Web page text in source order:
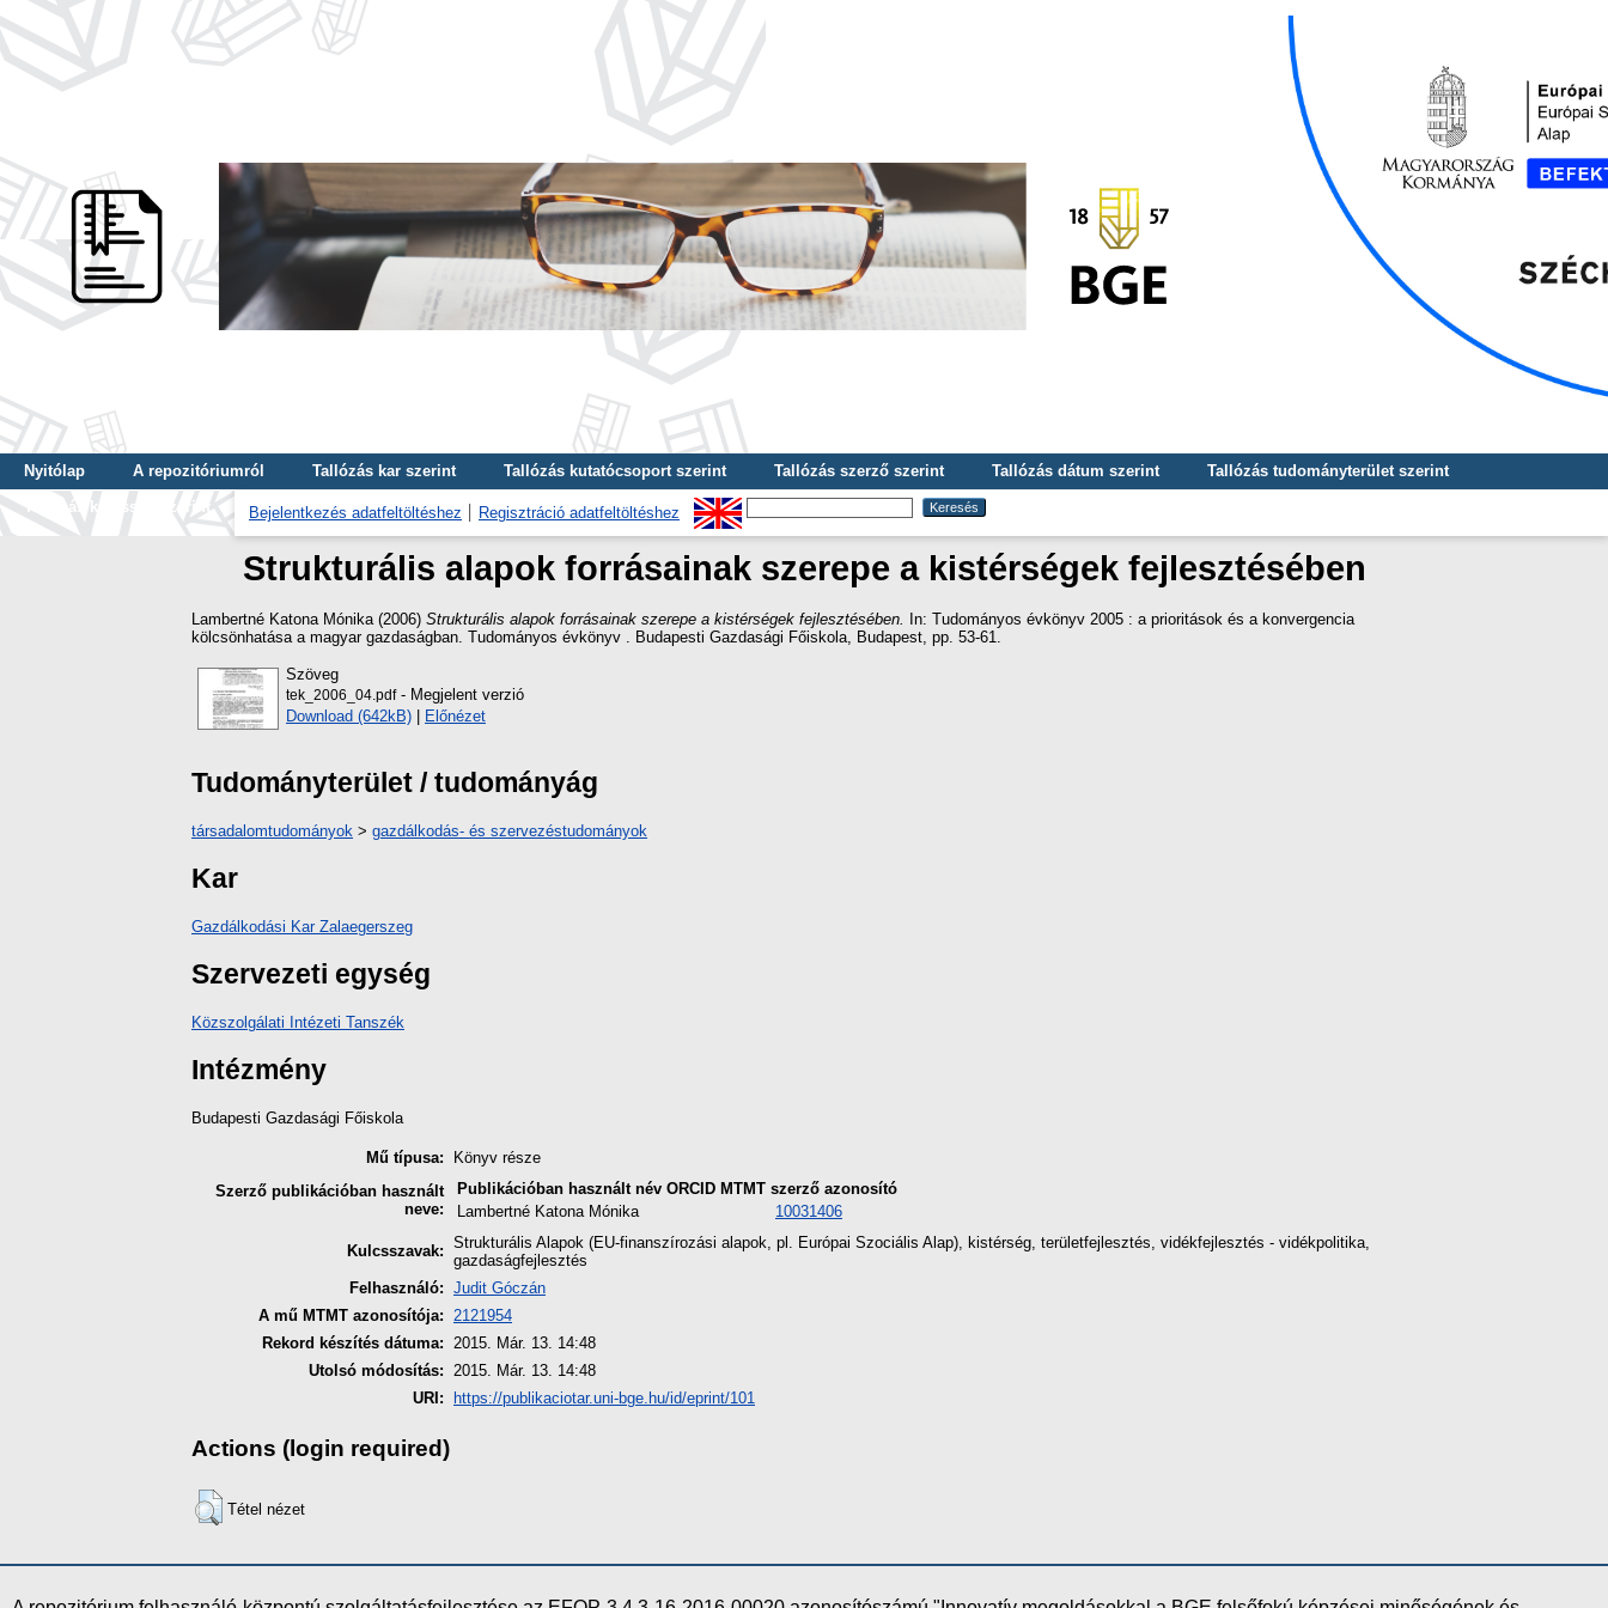
Nyitólap A repozitóriumról Tallózás kar szerint Tallózás kutatócsoport szerint Tallózás szerző szerint Tallózás dátum szerint
Tallózás tudományterület szerint
Tallózás kulcsszó szerint
Bejelentkezés adatfeltöltéshez Regisztráció adatfeltöltéshez
Strukturális alapok forrásainak szerepe a kistérségek fejlesztésében
Lambertné Katona Mónika (2006) Strukturális alapok forrásainak szerepe a kistérségek fejlesztésében.
In: Tudományos évkönyv 2005 : a prioritások és a konvergencia
kölcsönhatása a magyar gazdaságban. Tudományos évkönyv . Budapesti Gazdasági Főiskola, Budapest, pp. 53-61.
Szöveg
tek_2006_04.pdf- Megjelent verzió
Download (642kB) | Előnézet
Tudományterület / tudományág
társadalomtudományok > gazdálkodás- és szervezéstudományok
Kar
Gazdálkodási Kar Zalaegerszeg
Szervezeti egység
Közszolgálati Intézeti Tanszék
Intézmény
Budapesti Gazdasági Főiskola
Mű típusa:
Könyv része
Szerző publikációban használt
neve:
Publikációban használt név ORCID MTMT szerző azonosító
Lambertné Katona Mónika
10031406
Kulcsszavak: Strukturális Alapok (EU-finanszírozási alapok, pl. Európai Szociális Alap), kistérség, területfejlesztés, vidékfejlesztés - vidékpolitika,
gazdaságfejlesztés
Felhasználó: Judit Góczán
A mű MTMT azonosítója: 2121954
Rekord készítés dátuma: 2015. Már. 13. 14:48
Utolsó módosítás: 2015. Már. 13. 14:48
URI:
https://publikaciotar.uni-bge.hu/id/eprint/101
Actions (login required)
Tétel nézet